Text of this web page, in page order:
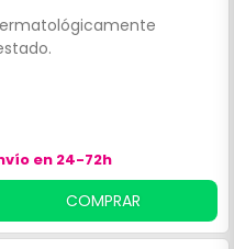
en 24-72h
COMPRAR